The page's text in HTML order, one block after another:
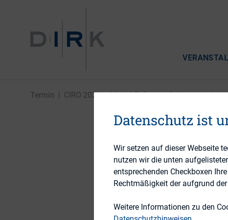
Termin CIRO 2021 – Modul E, Gruppe 3:
12. NOVEMBER 2021 - 13.
CIRO
Datenschutz ist
Wir setzen auf dieser Webseite
nutzen wir die unten
entsprechenden Checkboxen
Rechtmäßigkeit der aufgrund
Weitere Informationen zu den